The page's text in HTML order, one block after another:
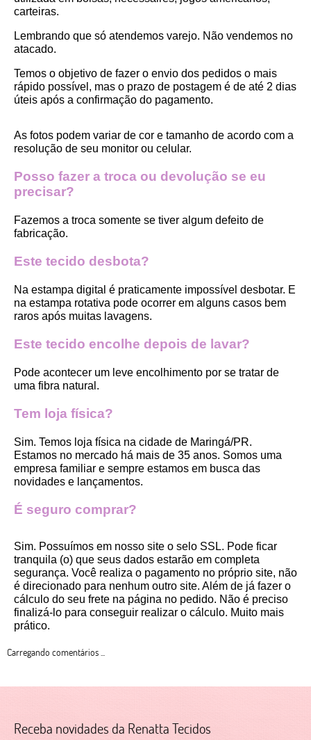
carteiras.
Lembrando que só atendemos varejo. Não vendemos no
atacado.
Temos o objetivo de fazer o envio dos pedidos o mais
rápido possível, mas o prazo de postagem é de até 2 dias
úteis após a confirmação do pagamento.
As fotos podem variar de cor e tamanho de acordo com a
resolução de seu monitor ou celular.
Posso fazer a troca ou devolução se eu
precisar?
Fazemos a troca somente se tiver algum defeito de
fabricação.
Este tecido desbota?
Na estampa digital é praticamente impossível desbotar. E
na estampa rotativa pode ocorrer em alguns casos bem
raros após muitas lavagens.
Este tecido encolhe depois de lavar?
Pode acontecer um leve encolhimento por se tratar de
uma fibra natural.
Tem loja física?
Sim. Temos loja física na cidade de Maringá/PR.
Estamos no mercado há mais de 35 anos. Somos uma
empresa familiar e sempre estamos em busca das
novidades e lançamentos.
É seguro comprar?
Sim. Possuímos em nosso site o selo SSL. Pode ficar
tranquila (o) que seus dados estarão em completa
segurança. Você realiza o pagamento no próprio site, não
é direcionado para nenhum outro site. Além de já fazer o
cálculo do seu frete na página no pedido. Não é preciso
finalizá-lo para conseguir realizar o cálculo. Muito mais
prático.
Carregando comentários ...
Receba novidades da Renatta Tecidos